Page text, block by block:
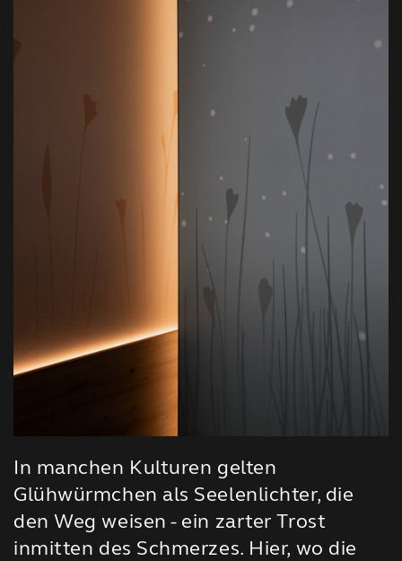
In manchen Kulturen gelten
Glühwürmchen als Seelenlichter, die
den Weg weisen - ein zarter Trost
inmitten des Schmerzes. Hier, wo die